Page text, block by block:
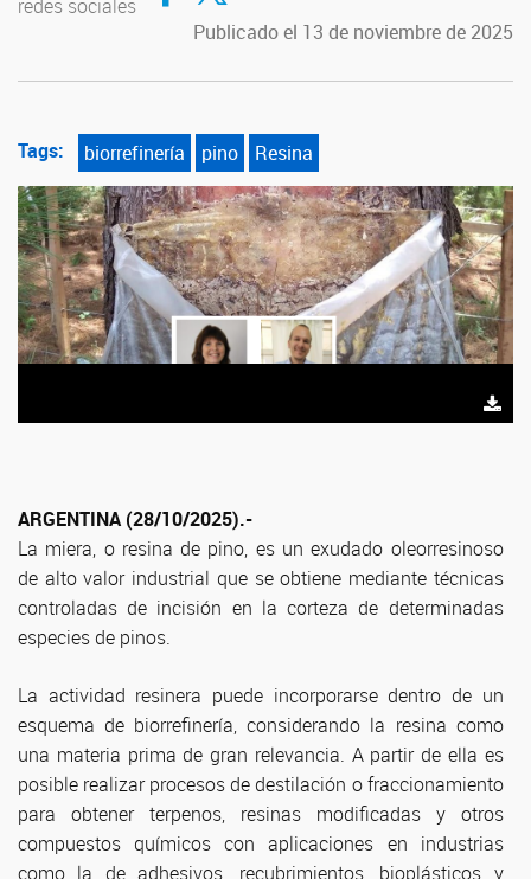
redes sociales
Publicado el 13 de noviembre de 2025
Tags: biorrefinería pino Resina
ARGENTINA (28/10/2025).-
La miera, o resina de pino, es un exudado oleorresinoso
de alto valor industrial que se obtiene mediante técnicas
controladas de incisión en la corteza de determinadas
especies de pinos.
La actividad resinera puede incorporarse dentro de un
esquema de biorrefinería, considerando la resina como
una materia prima de gran relevancia. A partir de ella es
posible realizar procesos de destilación o fraccionamiento
para obtener terpenos, resinas modificadas y otros
compuestos químicos con aplicaciones en industrias
como la de adhesivos, recubrimientos, bioplásticos y